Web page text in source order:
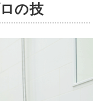
の技